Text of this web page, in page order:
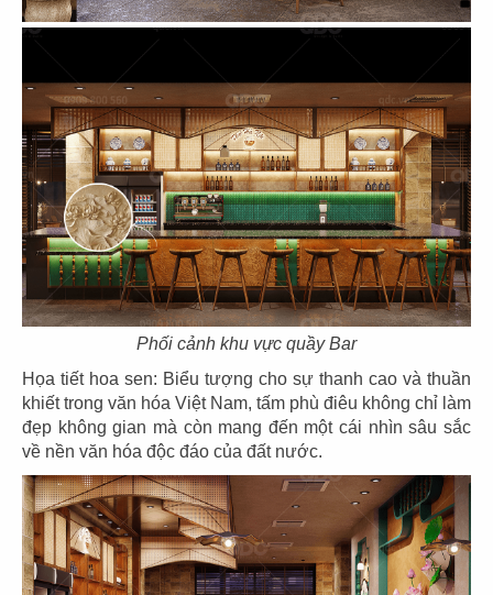
Phối cảnh khu vực quầy Bar
Họa tiết hoa sen: Biểu tượng cho sự thanh cao và thuần
khiết trong văn hóa Việt Nam, tấm phù điêu không chỉ làm
đẹp không gian mà còn mang đến một cái nhìn sâu sắc
về nền văn hóa độc đáo của đất nước.
41
SƠN HƯNG
Văn phòng
42
VINFAST
Showroom xe hơi
43
DFM
44
NPJ 1
Showroom kim cương
45
NPJ 2
Showroom kim cương
46
VĨNH CARA
Showroom kim cương